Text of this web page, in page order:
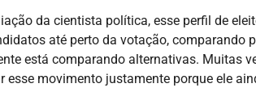
da cientista política, esse perfil de
até perto da votação, comparando
está comparando alternativas. Muitas
esse movimento justamente porque ele